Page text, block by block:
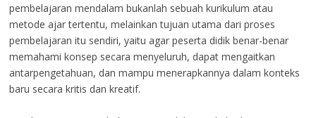
pembelajaran mendalam bukanlah sebuah kurikulum atau
metode ajar tertentu, melainkan tujuan utama dari proses
pembelajaran itu sendiri, yaitu agar peserta didik benar-benar
memahami konsep secara menyeluruh, dapat mengaitkan
antarpengetahuan, dan mampu menerapkannya dalam konteks
baru secara kritis dan kreatif.